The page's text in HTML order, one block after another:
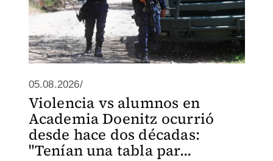
05.08.2026/
Violencia vs alumnos en
Academia Doenitz ocurrió
desde hace dos décadas:
"Tenían una tabla par...